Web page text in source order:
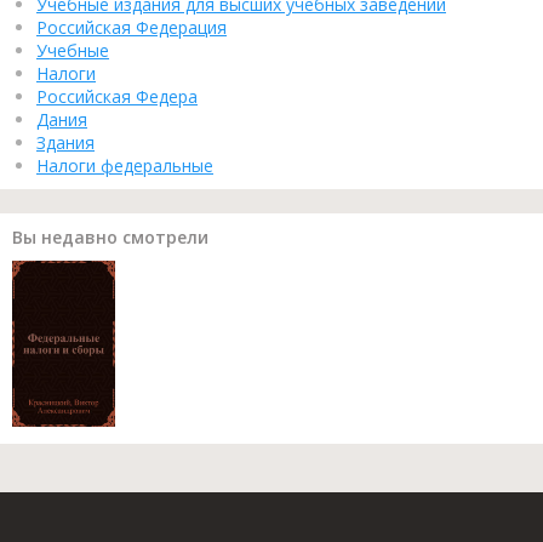
Российская Федерация
Учебные
Налоги
Российская Федера
Дания
Здания
Налоги федеральные
Вы недавно смотрели